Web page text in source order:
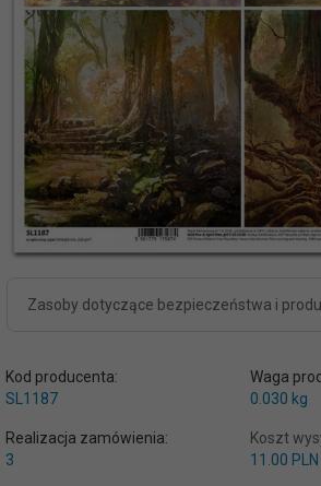
Zasoby dotyczące bezpieczeństwa i
Kod producenta:
SL1187
Waga
0.030 kg
Realizacja zamówienia:
3
Koszt
11.00 PLN